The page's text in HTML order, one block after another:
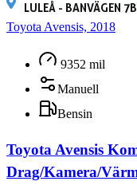
LULEÅ - BANVÄGEN 7B
Toyota Avensis, 2018
9352 mil
Manuell
Bensin
Toyota Avensis
Drag/Kamera/